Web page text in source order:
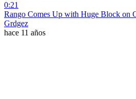
0:21
Rango Comes Up with Huge Block on
Grdgez
hace 11 años